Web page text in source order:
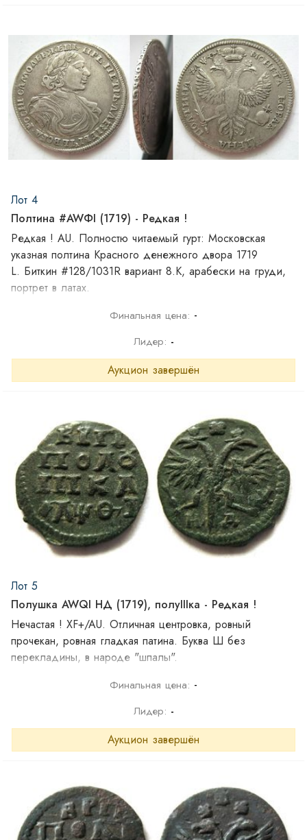
Лот 4
Полтина #AWФI (1719) - Редкая !
Редкая ! AU. Полностю читаемый гурт: Московская
указная полтина Красного денежного двора 1719
L. Биткин #128/1031R вариант 8.К, арабески на груди,
портрет в латах.
Финальная цена: -
Лидер: -
Аукцион завершён
Лот 5
Полушка AWQI НД (1719), полуIIIка - Редкая !
Нечастая ! XF+/AU. Отличная центровка, ровный
прочекан, ровная гладкая патина. Буква Ш без
перекладины, в народе "шпалы".
Финальная цена: -
Лидер: -
Аукцион завершён